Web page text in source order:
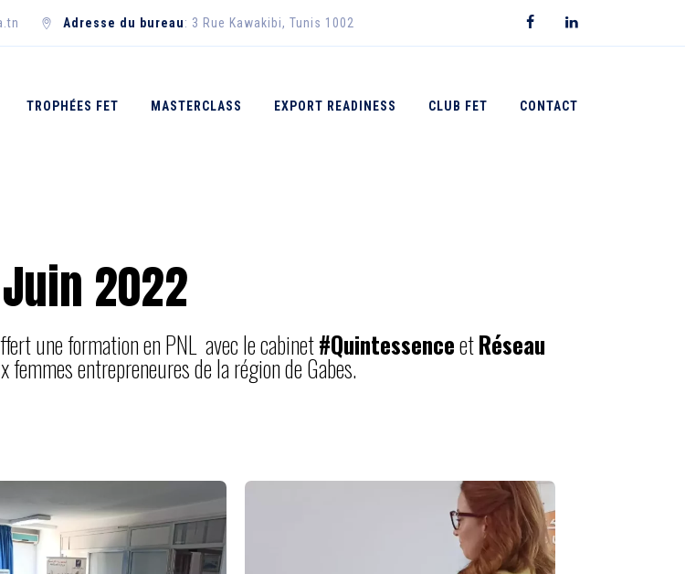
Adresse du bureau: 3 Rue Kawakibi, Tunis 1002
TROPHÉES FET MASTERCLASS EXPORT READINESS CLUB FET CONTACT
2022
une formation en PNL avec le cabinet#QuintessenceetRéseau
femmes entrepreneures de la région de Gabes.